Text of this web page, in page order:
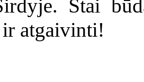
Štai
atgaivinti!